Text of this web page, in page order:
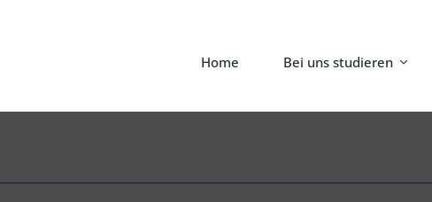
Home Bei uns studieren